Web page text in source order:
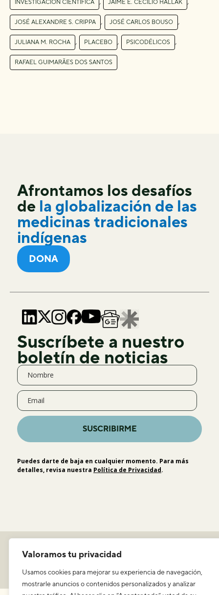
Valoramos tu privacidad
Usamos cookies para mejorar su experiencia de navegación,
mostrarle anuncios o contenidos personalizados y analizar
INVESTIGACIÓN CIENTÍFICA JAIME E. CECÍLIO HALLAK
JOSÉ ALEXANDRE S. CRIPPA , JOSÉ CARLOS BOUSO ,
JULIANA M. ROCHA , PLACEBO , PSICODÉLICOS ,
RAFAEL GUIMARÃES DOS SANTOS
Afrontamos los desafíos
de la globalización de las
medicinas tradicionales
indígenas
DONA
Suscríbete a nuestro
boletín de noticias
SUSCRIBIRME
Puedes darte de baja en cualquier momento. Para más
detalles, revisa nuestra Política de Privacidad.
ICEERS
Aviso legal y condiciones de uso